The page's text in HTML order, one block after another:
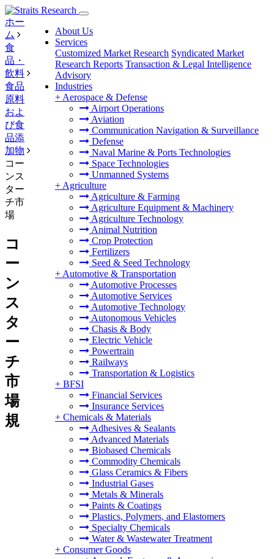
About Us
Services
Customized Market Research Syndicated Market
Research Reports Transaction & Legal Intelligence
Advisory
Industries
+ Aerospace & Defense
Airport Operations
Aviation
Communication Navigation & Surveillance
Defense
Naval Marine & Ports Technologies
Space Technologies
Unmanned Systems
+ Agriculture
Agriculture & Farming
Agriculture Equipment & Machinery
Agriculture Technology
Animal Nutrition
Crop Protection
Fertilizers
Seed & Seed Technology
+ Automotive & Transportation
Automotive Processes
Automotive Services
Automotive Technology
Autonomous Vehicles
Chasis & Body
Electric Vehicle
Powertrain
Railways
Transportation & Logistics
+ BFSI
Financial Services
Insurance Services
+ Chemicals & Materials
Adhesives & Sealants
Advanced Materials
Biobased Chemicals
Commodity Chemicals
Glass Ceramics & Fibers
Industrial Gases
Metals & Minerals
Paints & Coatings
Plastics, Polymers, and Elastomers
Specialty Chemicals
Water & Wastewater Treatment
+ Consumer Goods
ホー
ム
食
品・
飲料
食品
原料
およ
び食
品添
加物
コー
ンス
ター
チ市
場
コ
ー
ン
ス
タ
ー
チ
市
場
規